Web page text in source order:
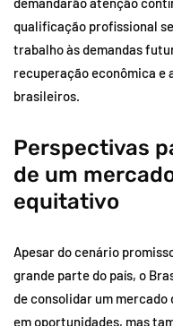
qualificação profissional
trabalho às demandas
recuperação econômica e
brasileiros.
Perspectivas
de um
equitativo
Apesar do cenário
grande parte do país, o
de consolidar um mercado
em oportunidades, mas